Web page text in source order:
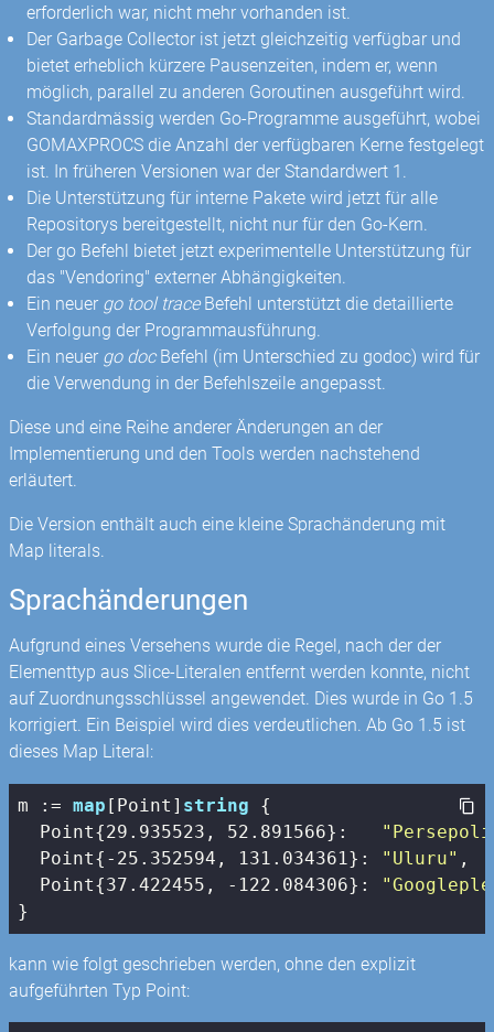
erforderlich war, nicht mehr vorhanden ist.
Der Garbage Collector ist jetzt gleichzeitig verfügbar und
bietet erheblich kürzere Pausenzeiten, indem er, wenn
möglich, parallel zu anderen Goroutinen ausgeführt wird.
Standardmässig werden Go-Programme ausgeführt, wobei
GOMAXPROCS die Anzahl der verfügbaren Kerne festgelegt
ist. In früheren Versionen war der Standardwert 1.
Die Unterstützung für interne Pakete wird jetzt für alle
Repositorys bereitgestellt, nicht nur für den Go-Kern.
Der go Befehl bietet jetzt experimentelle Unterstützung für
das "Vendoring" externer Abhängigkeiten.
Ein neuer go tool traceBefehl unterstützt die detaillierte
Verfolgung der Programmausführung.
Ein neuer go docBefehl (im Unterschied zu godoc) wird für
die Verwendung in der Befehlszeile angepasst.
Diese und eine Reihe anderer Änderungen an der
Implementierung und den Tools werden nachstehend
erläutert.
Die Version enthält auch eine kleine Sprachänderung mit
Map literals.
Sprachänderungen
Aufgrund eines Versehens wurde die Regel, nach der der
Elementtyp aus Slice-Literalen entfernt werden konnte, nicht
auf Zuordnungsschlüssel angewendet. Dies wurde in Go 1.5
korrigiert. Ein Beispiel wird dies verdeutlichen. Ab Go 1.5 ist
dieses Map Literal:
m := map [Point] string {
  Point{
29.935523 , 52.891566}:
  Point{
-25.352594 , 131.034361 }: "Uluru" ,
  Point{
37.422455 , -122.084306}:
}
kann wie folgt geschrieben werden, ohne den explizit
aufgeführten Typ Point: